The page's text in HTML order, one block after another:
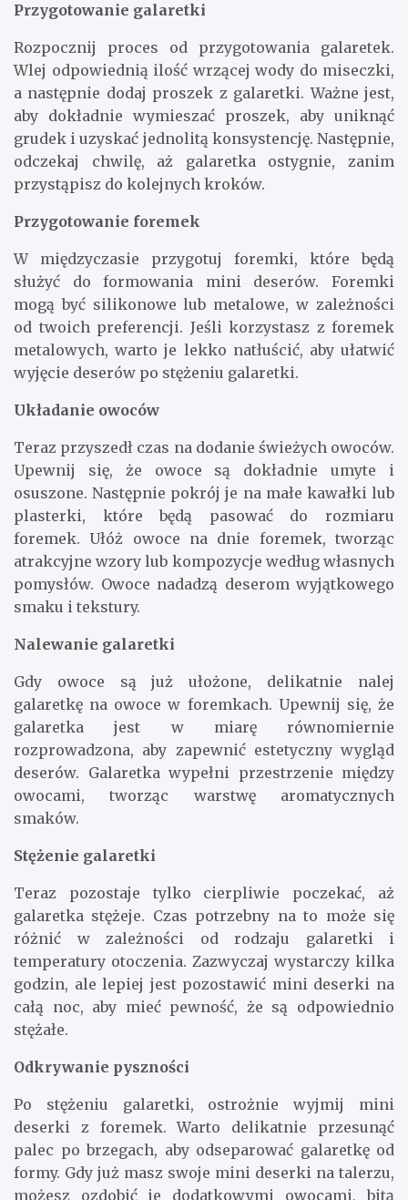
Przygotowanie galaretki
Rozpocznij proces od przygotowania galaretek.
Wlej odpowiednią ilość wrzącej wody do miseczki,
a następnie dodaj proszek z galaretki. Ważne jest,
aby dokładnie wymieszać proszek, aby uniknąć
grudek i uzyskać jednolitą konsystencję. Następnie,
odczekaj chwilę, aż galaretka ostygnie, zanim
przystąpisz do kolejnych kroków.
Przygotowanie foremek
W międzyczasie przygotuj foremki, które będą
służyć do formowania mini deserów. Foremki
mogą być silikonowe lub metalowe, w zależności
od twoich preferencji. Jeśli korzystasz z foremek
metalowych, warto je lekko natłuścić, aby ułatwić
wyjęcie deserów po stężeniu galaretki.
Układanie owoców
Teraz przyszedł czas na dodanie świeżych owoców.
Upewnij się, że owoce są dokładnie umyte i
osuszone. Następnie pokrój je na małe kawałki lub
plasterki, które będą pasować do rozmiaru
foremek. Ułóż owoce na dnie foremek, tworząc
atrakcyjne wzory lub kompozycje według własnych
pomysłów. Owoce nadadzą deserom wyjątkowego
smaku i tekstury.
Nalewanie galaretki
Gdy owoce są już ułożone, delikatnie nalej
galaretkę na owoce w foremkach. Upewnij się, że
galaretka jest w miarę równomiernie
rozprowadzona, aby zapewnić estetyczny wygląd
deserów. Galaretka wypełni przestrzenie między
owocami, tworząc warstwę aromatycznych
smaków.
Stężenie galaretki
Teraz pozostaje tylko cierpliwie poczekać, aż
galaretka stężeje. Czas potrzebny na to może się
różnić w zależności od rodzaju galaretki i
temperatury otoczenia. Zazwyczaj wystarczy kilka
godzin, ale lepiej jest pozostawić mini deserki na
całą noc, aby mieć pewność, że są odpowiednio
stężałe.
Odkrywanie pyszności
Po stężeniu galaretki, ostrożnie wyjmij mini
deserki z foremek. Warto delikatnie przesunąć
palec po brzegach, aby odseparować galaretkę od
formy. Gdy już masz swoje mini deserki na talerzu,
możesz ozdobić je dodatkowymi owocami, bitą